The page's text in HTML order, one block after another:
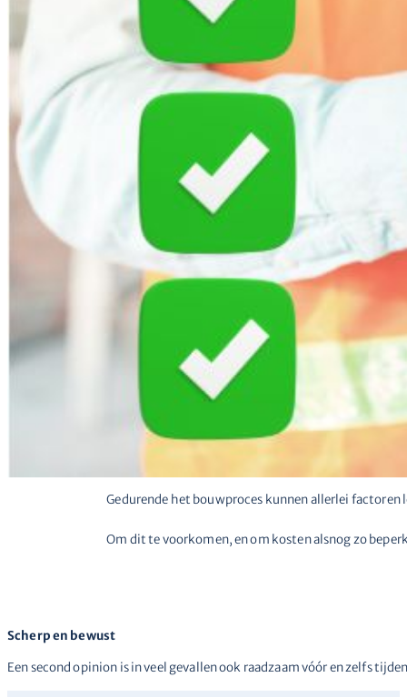
Gedurende het bouwproces kunnen allerlei
Om dit te voorkomen, en om kosten alsnog zo
Scherp en bewust
Een second opinion is in veel gevallen ook raadzaam vóór en zelfs